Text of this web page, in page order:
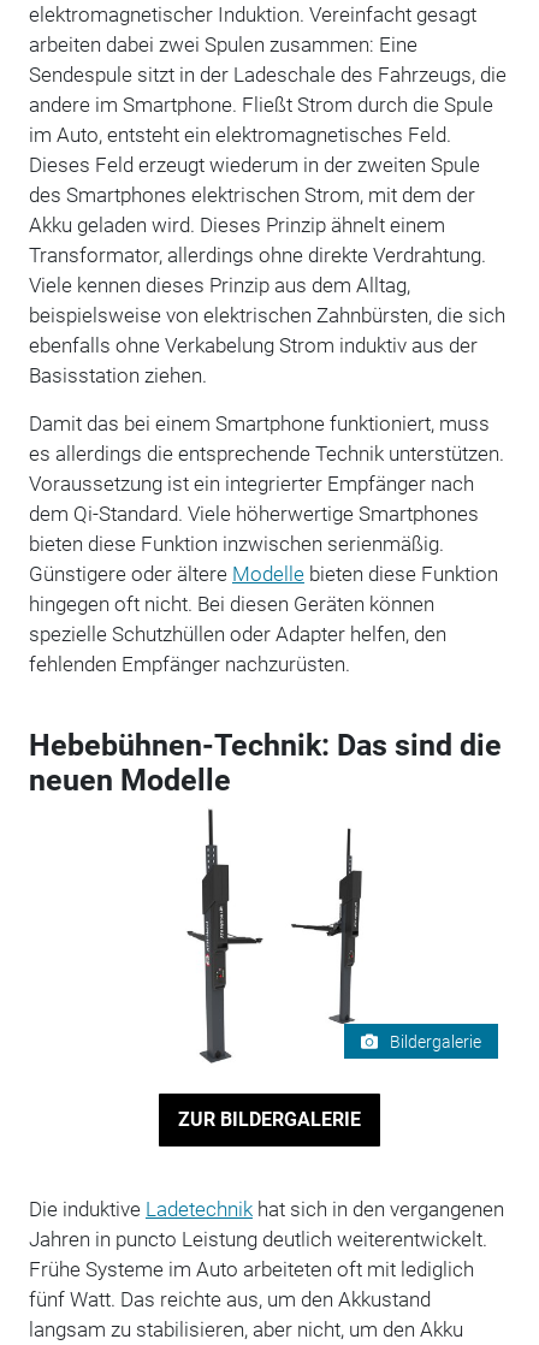
elektromagnetischer Induktion. Vereinfacht gesagt
arbeiten dabei zwei Spulen zusammen: Eine
Sendespule sitzt in der Ladeschale des Fahrzeugs, die
andere im Smartphone. Fließt Strom durch die Spule
im Auto, entsteht ein elektromagnetisches Feld.
Dieses Feld erzeugt wiederum in der zweiten Spule
des Smartphones elektrischen Strom, mit dem der
Akku geladen wird. Dieses Prinzip ähnelt einem
Transformator, allerdings ohne direkte Verdrahtung.
Viele kennen dieses Prinzip aus dem Alltag,
beispielsweise von elektrischen Zahnbürsten, die sich
ebenfalls ohne Verkabelung Strom induktiv aus der
Basisstation ziehen.
Damit das bei einem Smartphone funktioniert, muss
es allerdings die entsprechende Technik unterstützen.
Voraussetzung ist ein integrierter Empfänger nach
dem Qi-Standard. Viele höherwertige Smartphones
bieten diese Funktion inzwischen serienmäßig.
Günstigere oder ältere Modellebieten diese Funktion
hingegen oft nicht. Bei diesen Geräten können
spezielle Schutzhüllen oder Adapter helfen, den
fehlenden Empfänger nachzurüsten.
Hebebühnen-Technik: Das sind die
neuen Modelle
Bildergalerie
ZUR BILDERGALERIE
Die induktive Ladetechnikhat sich in den vergangenen
Jahren in puncto Leistung deutlich weiterentwickelt.
Frühe Systeme im Auto arbeiteten oft mit lediglich
fünf Watt. Das reichte aus, um den Akkustand
langsam zu stabilisieren, aber nicht, um den Akku